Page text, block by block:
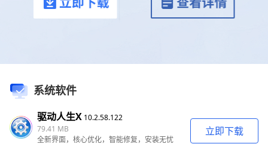
系统软件
驱动人生X 10.2.58.122
79.41 MB
全新界面，核心优化，智能修复，安装无忧
立即下载